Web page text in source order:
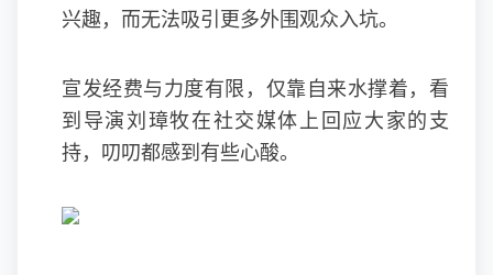
兴趣，而无法吸引更多外围观众入坑。
宣发经费与力度有限，仅靠自来水撑着，看
到导演刘璋牧在社交媒体上回应大家的支
持，叨叨都感到有些心酸。